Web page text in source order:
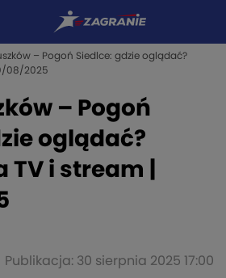
– Pogoń Siedlce: gdzie oglądać?
08/2025
– Pogoń
oglądać?
i stream |
Publikacja: 30 sierpnia 2025 17:00